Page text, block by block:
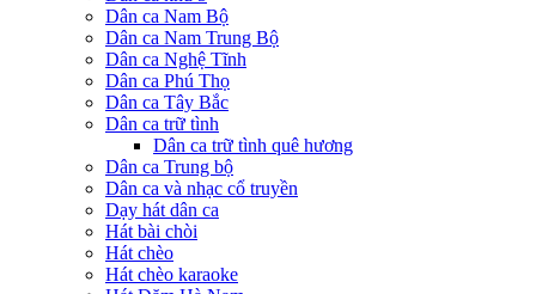
Dân ca Nam Bộ
Dân ca Nam Trung Bộ
Dân ca Nghệ Tĩnh
Dân ca Phú Thọ
Dân ca Tây Bắc
Dân ca trữ tình
Dân ca trữ tình quê hương
Dân ca Trung bộ
Dân ca và nhạc cổ truyền
Dạy hát dân ca
Hát bài chòi
Hát chèo
Hát chèo karaoke